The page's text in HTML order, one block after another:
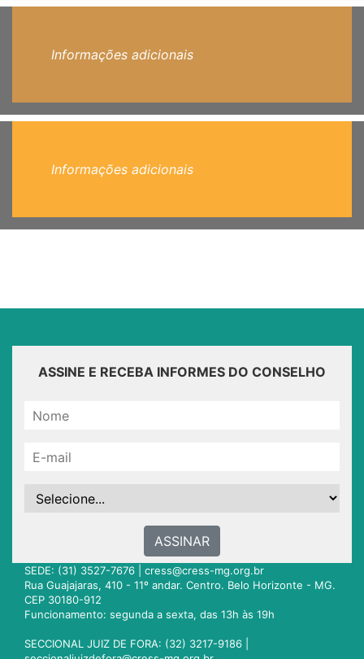
Informações adicionais
Informações adicionais
ASSINE E RECEBA INFORMES DO CONSELHO
ASSINAR
SEDE: (31) 3527-7676 | cress@cress-mg.org.br
Rua Guajajaras, 410 - 11º andar. Centro. Belo Horizonte - MG.
CEP 30180-912
Funcionamento: segunda a sexta, das 13h às 19h
SECCIONAL JUIZ DE FORA: (32) 3217-9186 |